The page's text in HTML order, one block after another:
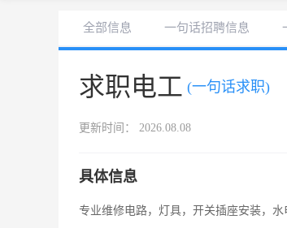
全部信息 一句话招聘信息
求职电工 (一句话求职)
更新时间： 2026.08.08
具体信息
专业维修电路，灯具，开关插座安装，水